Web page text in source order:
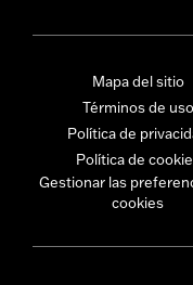
Mapa del sitio
Términos de uso
Política de
Política de
Gestionar las
cookies